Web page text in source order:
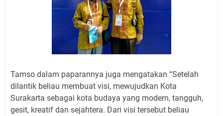
Tamso dalam paparannya juga mengatakan “Setelah
dilantik beliau membuat visi, mewujudkan Kota
Surakarta sebagai kota budaya yang modern, tangguh,
gesit, kreatif dan sejahtera. Dari visi tersebut beliau